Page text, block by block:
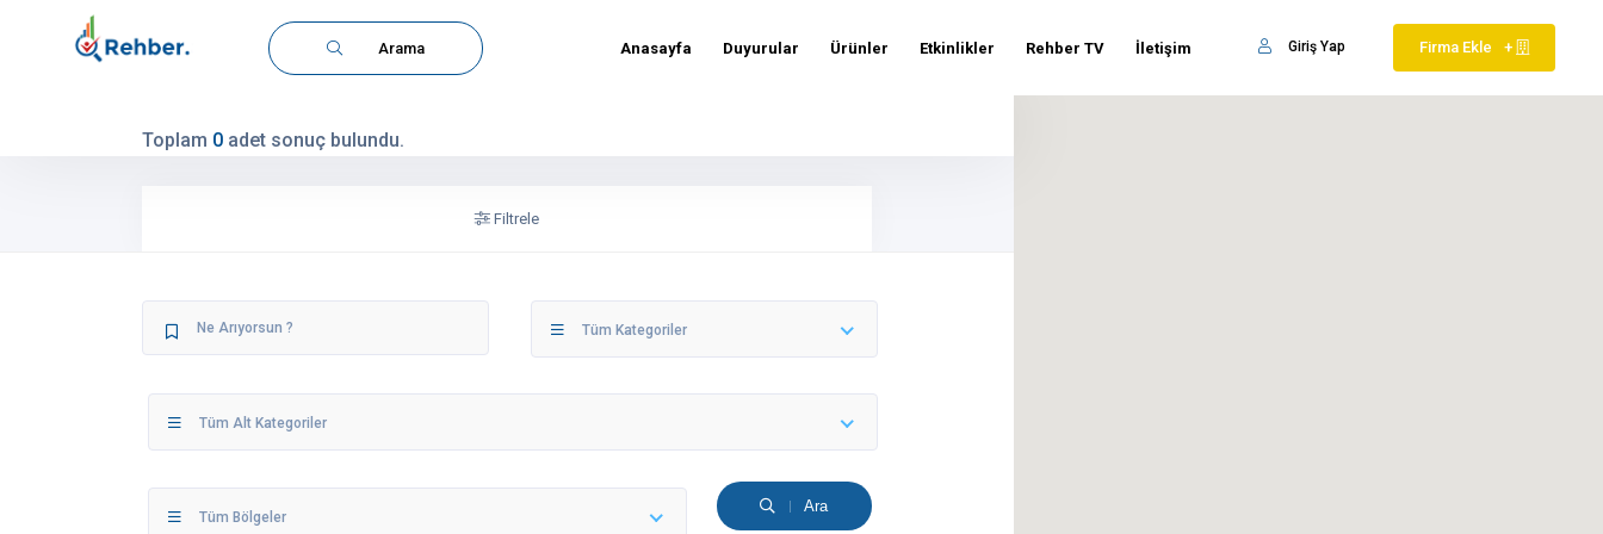
Arama Firma Ekle +
Giriş Yap
Anasayfa Duyurular Ürünler Etkinlikler Rehber TV İletişim
Toplam 0 adet sonuç bulundu.
Filtrele
Tüm Kategoriler
Tüm Alt Kategoriler
Tüm Bölgeler
Ara